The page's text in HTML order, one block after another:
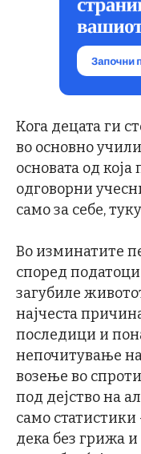
Кога децата ги
во основно
основата од која
одговорни
само за себе,
Во изминатите
според
загубиле
најчеста
последици и
непочитување
возење во
под дејство на
само
дека без грижа